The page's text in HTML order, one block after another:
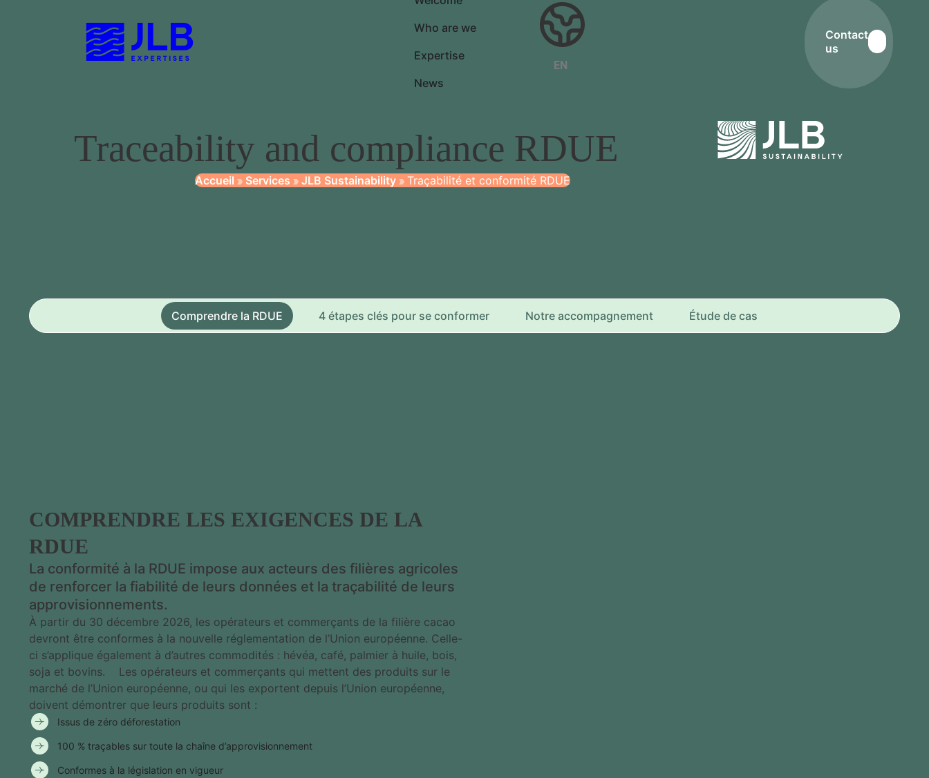
Who are we
Expertise
News
EN
Contact
us
Traceability and compliance RDUE
Accueil Services JLB Sustainability Traçabilité et conformité RDUE
Comprendre la RDUE 4 étapes clés pour se conformer Notre accompagnement Étude de cas
COMPRENDRE LES EXIGENCES DE LA
RDUE
La conformité à la RDUE impose aux acteurs des filières agricoles
de renforcer la fiabilité de leurs données et la traçabilité de leurs
approvisionnements.
À partir du 30 décembre 2026, les opérateurs et commerçants de la filière cacao
devront être conformes à la nouvelle réglementation de l’Union européenne. Celle-
ci s’applique également à d’autres commodités : hévéa, café, palmier à huile, bois,
soja et bovins. Les opérateurs et commerçants qui mettent des produits sur le
marché de l’Union européenne, ou qui les exportent depuis l’Union européenne,
doivent démontrer que leurs produits sont :
Issus de zéro déforestation
100 % traçables sur toute la chaîne d’approvisionnement
Conformes à la législation en vigueur